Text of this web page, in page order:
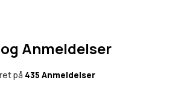
Anmeldelser
på 435 Anmeldelser